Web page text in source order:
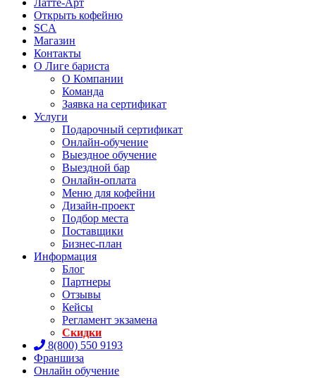
Латте-Арт
Открыть кофейню
SCA
Магазин
Контакты
О Лиге бариста
О Компании
Команда
Заявка на сертификат
Услуги
Подарочный сертификат
Онлайн-обучение
Выездное обучение
Выездной бар
Онлайн-оплата
Меню для кофейни
Дизайн-проект
Подбор места
Поставщики
Бизнес-план
Информация
Блог
Партнеры
Отзывы
Кейсы
Регламент экзамена
Скидки
8(800) 550 9193
Франшиза
Онлайн обучение